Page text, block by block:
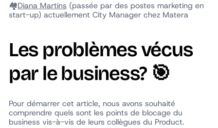
🏘Diana Martins (passée par des postes marketing en
start-up) actuellement City Manager chez Matera
Les problèmes vécus
par le business? 🎯
Pour démarrer cet article, nous avons souhaité
comprendre quels sont les points de blocage du
business vis-à-vis de leurs collègues du Product.